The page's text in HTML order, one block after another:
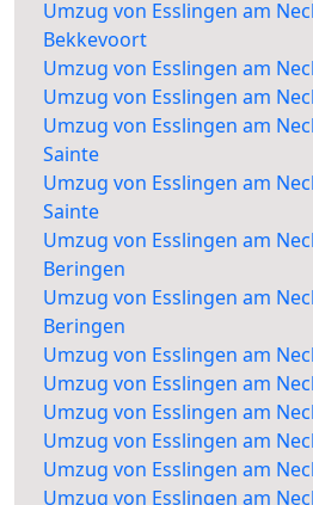
Umzug von Esslingen am
Bekkevoort
Umzug von Esslingen am
Umzug von Esslingen am
Umzug von Esslingen am
Sainte
Umzug von Esslingen am
Sainte
Umzug von Esslingen am
Beringen
Umzug von Esslingen am
Beringen
Umzug von Esslingen am
Umzug von Esslingen am
Umzug von Esslingen am
Umzug von Esslingen am
Umzug von Esslingen am
Umzug von Esslingen am